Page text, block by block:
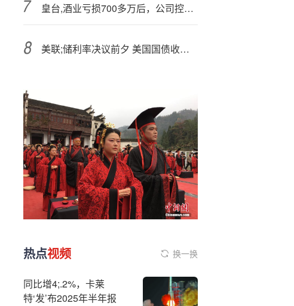
皇台,酒业亏损700多万后，公司控股股东拟贷款增持再度“护盘”
美联;储利率决议前夕 美国国债收益率变动不大
热点视频 换一换
同比增4;.2%，卡莱
特‘发’布2025年半年报